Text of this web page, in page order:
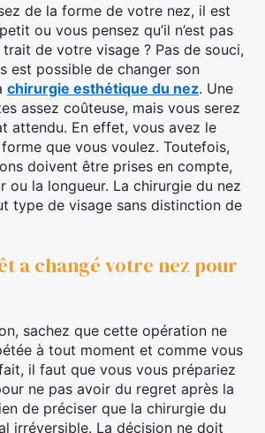
de la forme de votre nez, il est
ou vous pensez qu’il n’est pas
de votre visage ? Pas de souci,
est possible de changer son
chirurgie esthétique du nez. Une
assez coûteuse, mais vous serez
attendu. En effet, vous avez le
que vous voulez. Toutefois,
doivent être prises en compte,
ou la longueur. La chirurgie du nez
type de visage sans distinction de
a changé votre nez pour
sachez que cette opération ne
à tout moment et comme vous
il faut que vous vous prépariez
ne pas avoir du regret après la
de préciser que la chirurgie du
irréversible. La décision ne doit